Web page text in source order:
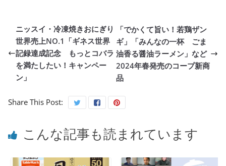
ニッスイ・冷凍焼きおにぎり
世界売上NO.1「ギネス世界
記録達成記念 もっとコバラ
を満たしたい！キャンペー
ン」
「でかくて旨い！若鶏ザン
ギ」「みんなの一杯 ごま
油香る醤油ラーメン」など
2024年春発売のコープ新商
品
Share This Post:
こんな記事も読まれています